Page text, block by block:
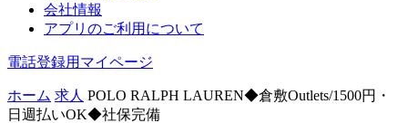
会社情報
アプリのご利用について
電話登録用マイページ
ホーム 求人 POLO RALPH LAUREN◆倉敷Outlets/1500円・
日週払いOK◆社保完備